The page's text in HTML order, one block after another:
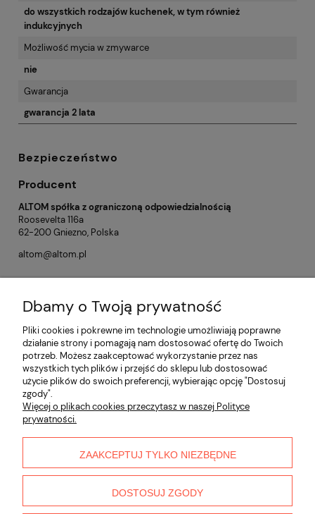
do wszystkich rodzajów kuchenek, w tym również
indukcyjnych
Możliwość mycia w zmywarce
nie
Gwarancja
gwarancja 2 lata
Bezpieczeństwo
Producent
ALTOM spółka z ograniczoną odpowiedzialnością
Roosevelta 116a
62-200 Gniezno, Polska
altom@altom.pl
Opinie o produkcie (0)
Informacje
Płatności i dostawa
O nas
Dbamy o Twoją prywatność
Pliki cookies i pokrewne im technologie umożliwiają poprawne
działanie strony i pomagają nam dostosować ofertę do Twoich
potrzeb. Możesz zaakceptować wykorzystanie przez nas
wszystkich tych plików i przejść do sklepu lub dostosować
użycie plików do swoich preferencji, wybierając opcję "Dostosuj
zgody".
Więcej o plikach cookies przeczytasz w naszej Polityce
prywatności.
ZAAKCEPTUJ TYLKO NIEZBĘDNE
DOSTOSUJ ZGODY